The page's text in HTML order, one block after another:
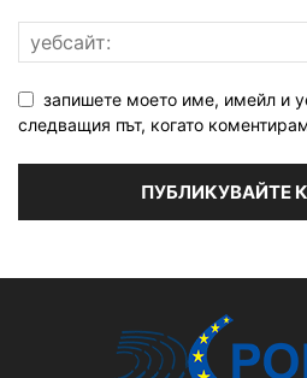
запишете моето име, имейл и
следващия път, когато